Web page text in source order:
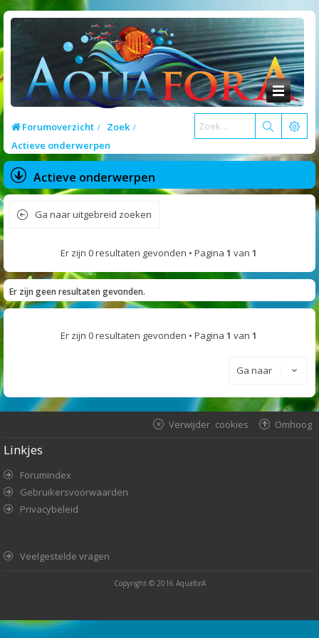
Forumoverzicht
Zoek
Actieve onderwerpen
Actieve onderwerpen
Ga naar uitgebreid zoeken
Er zijn 0 resultaten gevonden • Pagina 1 van 1
Er zijn geen resultaten gevonden.
Er zijn 0 resultaten gevonden • Pagina 1 van 1
Ga naar
Omhoog
Verwijder cookies
Linkjes
Forumindex
Gebruikersvoorwaarden
Privacybeleid
Veelgestelde vragen
Copyright © 2016 AquaforA